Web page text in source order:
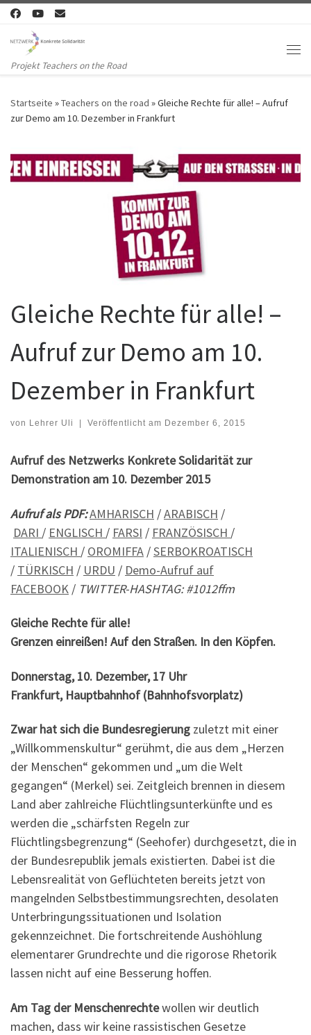
Zum Inhalt springen
Projekt Teachers on the Road
Startseite »Teachers on the road »Gleiche Rechte für alle! – Aufruf
zur Demo am 10. Dezember in Frankfurt
Gleiche Rechte für alle! –
Aufruf zur Demo am 10.
Dezember in Frankfurt
von Lehrer Uli Veröffentlicht am Dezember 6, 2015
Aufruf des Netzwerks Konkrete Solidarität zur
Demonstration am 10. Dezember 2015
Aufruf als PDF:AMHARISCH /ARABISCH /
DARI / ENGLISCH / FARSI / FRANZÖSISCH /
ITALIENISCH / OROMIFFA /SERBOKROATISCH
/ TÜRKISCH / URDU / Demo-Aufruf auf
FACEBOOK / TWITTER-HASHTAG: #1012ffm
Gleiche Rechte für alle!
Grenzen einreißen! Auf den Straßen. In den Köpfen.
Donnerstag, 10. Dezember, 17 Uhr
Frankfurt, Hauptbahnhof (Bahnhofsvorplatz)
Zwar hat sich die Bundesregierung zuletzt mit einer
„Willkommenskultur“ gerühmt, die aus dem „Herzen
der Menschen“ gekommen und „um die Welt
gegangen“ (Merkel) sei. Zeitgleich brennen in diesem
Land aber zahlreiche Flüchtlingsunterkünfte und es
werden die „schärfsten Regeln zur
Flüchtlingsbegrenzung“ (Seehofer) durchgesetzt, die in
der Bundesrepublik jemals existierten. Dabei ist die
Lebensrealität von Geflüchteten bereits jetzt von
mangelnden Selbstbestimmungsrechten, desolaten
Unterbringungssituationen und Isolation
gekennzeichnet. Die fortschreitende Aushöhlung
elementarer Grundrechte und die rigorose Rhetorik
lassen nicht auf eine Besserung hoffen.
Am Tag der Menschenrechtewollen wir deutlich
machen, dass wir keine rassistischen Gesetze